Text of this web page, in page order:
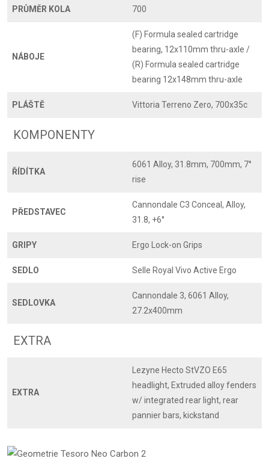
PRŮMĚR KOLA 700
NÁBOJE
(F) Formula sealed cartridge
bearing, 12x110mm thru-axle /
(R) Formula sealed cartridge
bearing 12x148mm thru-axle
PLÁŠTĚ Vittoria Terreno Zero, 700x35c
KOMPONENTY
ŘÍDÍTKA
6061 Alloy, 31.8mm, 700mm, 7°
rise
PŘEDSTAVEC
Cannondale C3 Conceal, Alloy,
31.8, +6°
GRIPY Ergo Lock-on Grips
SEDLO Selle Royal Vivo Active Ergo
SEDLOVKA
Cannondale 3, 6061 Alloy,
27.2x400mm
EXTRA
EXTRA
Lezyne Hecto StVZO E65
headlight, Extruded alloy fenders
w/ integrated rear light, rear
pannier bars, kickstand